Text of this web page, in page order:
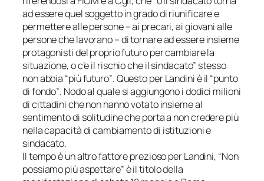
ad essere quel soggetto in grado di riunificare e
permettere alle persone – ai precari, ai giovani alle
persone che lavorano – di tornare ad essere insieme
protagonisti del proprio futuro per cambiare la
situazione, o c’e il rischio che il sindacato” stesso
non abbia “più futuro”. Questo per Landini è il “punto
di fondo”. Nodo al quale si aggiungono i dodici milioni
di cittadini che non hanno votato insieme al
sentimento di solitudine che porta a non credere più
nella capacità di cambiamento di istituzioni e
sindacato.
Il tempo è un altro fattore prezioso per Landini, “Non
possiamo più aspettare” è il titolo della